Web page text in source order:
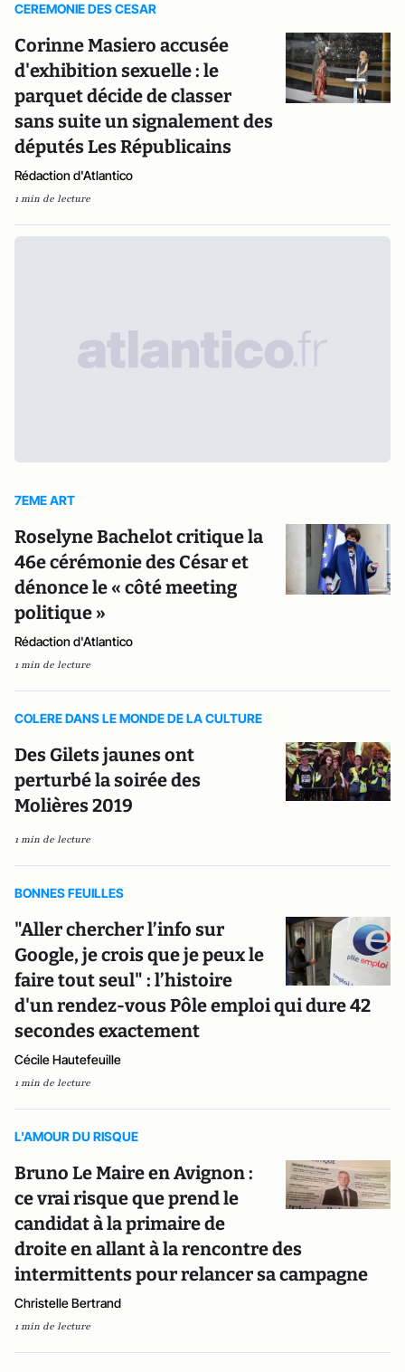
CEREMONIE DES CESAR
Corinne Masiero accusée
d'exhibition sexuelle : le
parquet décide de classer
sans suite un signalement des
députés Les Républicains
Rédaction d'Atlantico
1 min de lecture
7EME ART
Roselyne Bachelot critique la
46e cérémonie des César et
dénonce le « côté meeting
politique »
Rédaction d'Atlantico
1 min de lecture
COLERE DANS LE MONDE DE LA CULTURE
Des Gilets jaunes ont
perturbé la soirée des
Molières 2019
1 min de lecture
BONNES FEUILLES
"Aller chercher l’info sur
Google, je crois que je peux le
faire tout seul" : l’histoire
d'un rendez-vous Pôle emploi qui dure 42
secondes exactement
Cécile Hautefeuille
1 min de lecture
L'AMOUR DU RISQUE
Bruno Le Maire en Avignon :
ce vrai risque que prend le
candidat à la primaire de
droite en allant à la rencontre des
intermittents pour relancer sa campagne
Christelle Bertrand
1 min de lecture